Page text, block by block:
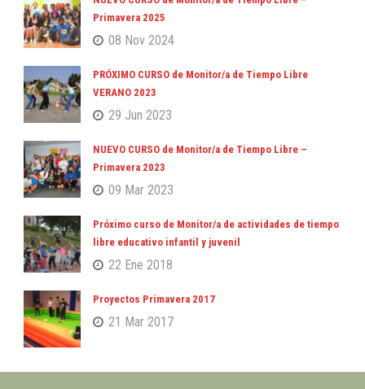
Primavera 2025
08 Nov 2024
PRÓXIMO CURSO de Monitor/a de Tiempo Libre
VERANO 2023
29 Jun 2023
NUEVO CURSO de Monitor/a de Tiempo Libre –
Primavera 2023
09 Mar 2023
Próximo curso de Monitor/a de actividades de tiempo
libre educativo infantil y juvenil
22 Ene 2018
Proyectos Primavera 2017
21 Mar 2017